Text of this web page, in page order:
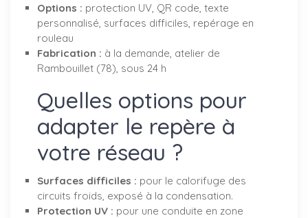
Options : protection UV, QR code, texte
personnalisé, surfaces difficiles, repérage en
rouleau
Fabrication : à la demande, atelier de
Rambouillet (78), sous 24 h
Quelles options pour
adapter le repère à
votre réseau ?
Surfaces difficiles : pour le calorifuge des
circuits froids, exposé à la condensation.
Protection UV : pour une conduite en zone